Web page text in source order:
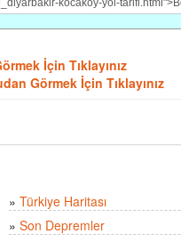
İçin Tıklayınız
Görmek İçin Tıklayınız
» Türkiye Haritası
» Son Depremler